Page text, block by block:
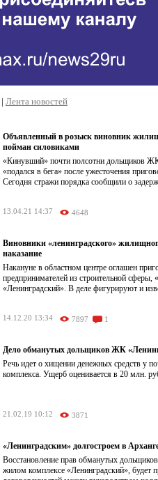
| Лента новостей
Объявленный в розыск виновник
пойман силовиками
«Кинувший» почти полсотни дольщиков
«подался в бега» после ужесточения
Сегодня стражи порядка сообщили о
13.04.21 14:37 4648
Виновники «ленинградского»
наказание
Накануне в областном центре оглашен
предпринимателей из строительной
«Ленинградский». В деле фигурируют и
14.12.20 13:34 7897 1
Дело обманутых дольщиков ЖК
Речь идет о хищении денежных средств у
комплекса. Ущерб оценивается в 20 млн.
21.02.19 10:12 3871
«Ленинградским» долгостроем в
Восстановление прав обманутых
жилом комплексе «Ленинградский», будет